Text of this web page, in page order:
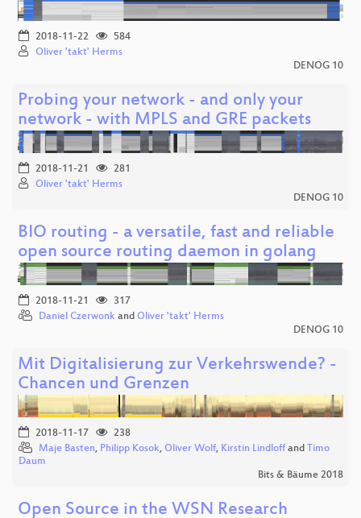
2018-11-22
584
Oliver 'takt' Herms
DENOG 10
Probing your network - and only your
network - with MPLS and GRE packets
2018-11-21
281
Oliver 'takt' Herms
DENOG 10
BIO routing - a versatile, fast and reliable
open source routing daemon in golang
2018-11-21
317
Daniel Czerwonk and Oliver 'takt' Herms
DENOG 10
Mit Digitalisierung zur Verkehrswende? -
Chancen und Grenzen
2018-11-17
238
Maje Basten, Philipp Kosok, Oliver Wolf, Kirstin Lindloff and Timo
Daum
Bits & Bäume 2018
Open Source in the WSN Research